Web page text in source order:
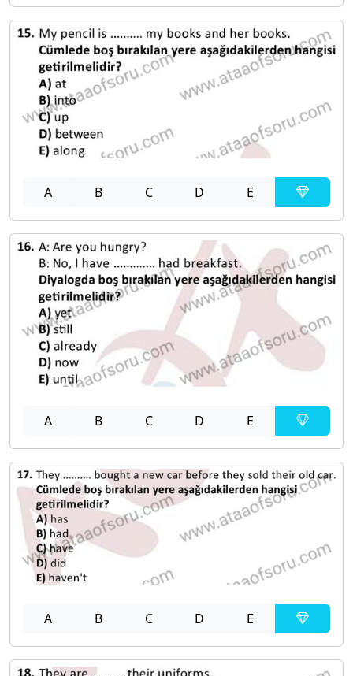
A B C D E
A B C D E
A B C D E